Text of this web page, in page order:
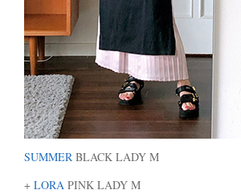
SUMMER BLACK LADY M
+ LORA PINK LADY M